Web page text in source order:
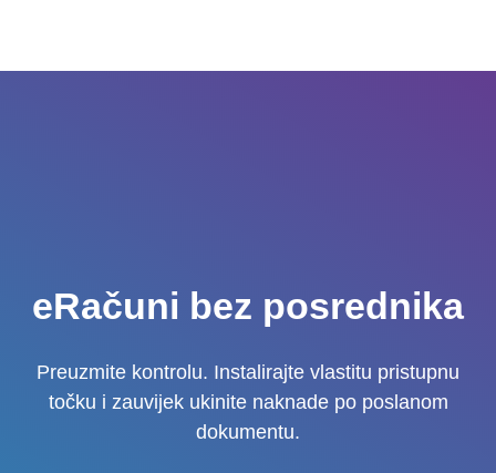
sadržaj
eRačuni bez posrednika
Preuzmite kontrolu. Instalirajte vlastitu pristupnu
točku i zauvijek ukinite naknade po poslanom
dokumentu.